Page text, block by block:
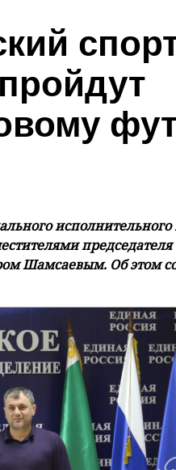
председателя
Шамсаевым. Об этом